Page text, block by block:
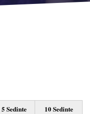
5 Sedinte 10 Sedinte